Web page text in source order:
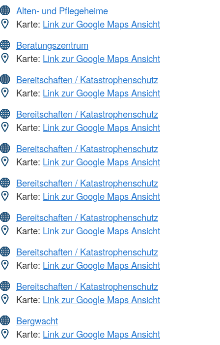
Alten- und Pflegeheime
Karte: Link zur Google Maps Ansicht
Beratungszentrum
Karte: Link zur Google Maps Ansicht
Bereitschaften / Katastrophenschutz
Karte: Link zur Google Maps Ansicht
Bereitschaften / Katastrophenschutz
Karte: Link zur Google Maps Ansicht
Bereitschaften / Katastrophenschutz
Karte: Link zur Google Maps Ansicht
Bereitschaften / Katastrophenschutz
Karte: Link zur Google Maps Ansicht
Bereitschaften / Katastrophenschutz
Karte: Link zur Google Maps Ansicht
Bereitschaften / Katastrophenschutz
Karte: Link zur Google Maps Ansicht
Bereitschaften / Katastrophenschutz
Karte: Link zur Google Maps Ansicht
Bergwacht
Karte: Link zur Google Maps Ansicht